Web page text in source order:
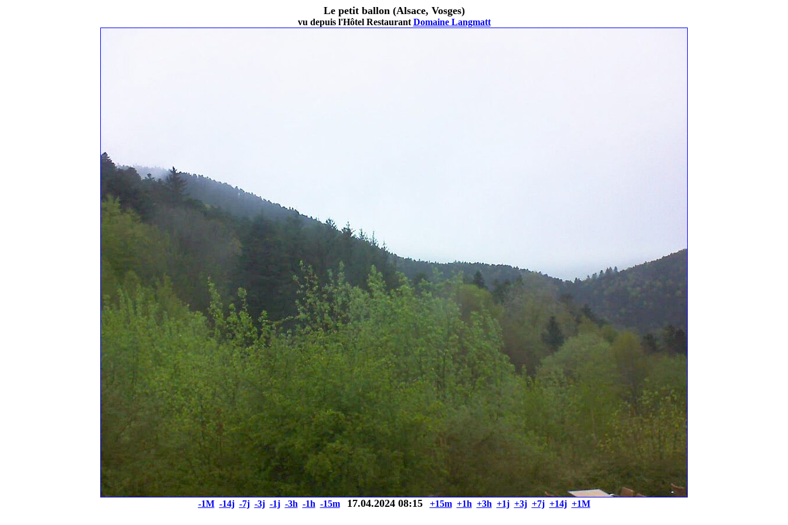
Le petit ballon (Alsace, Vosges)
vu depuis l'Hôtel Restaurant Domaine Langmatt
-1M -14j -7j -3j -1j -3h -1h -15m 17.04.2024 08:15 +15m +1h +3h +1j +3j +7j +14j +1M